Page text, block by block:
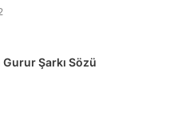
Gurur Şarkı Sözü